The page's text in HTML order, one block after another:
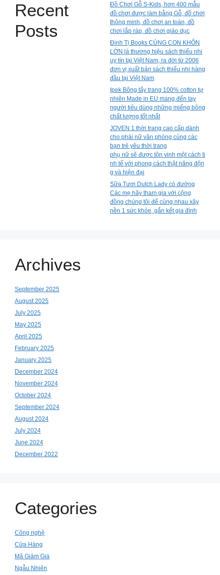
Recent
Posts
Đồ Chơi Gỗ S-Kids, hơn 400 mẫu
đồ chơi được làm bằng Gỗ, đồ chơi
thông minh, đồ chơi an toàn, đồ
chơi lắp ráp, đồ chơi giáo dục
Đinh Tị Books CÙNG CON KHÔN
LỚN là thương hiệu sách thiếu nhi
uy tín tại Việt Nam, ra đời từ 2006
đơn vị xuất bản sách thiếu nhi hàng
đầu tại Việt Nam
Ipek Bông tẩy trang 100% cotton tự
nhiên Made in EU mang đến tay
người tiêu dùng những miếng bông
chất lượng tốt nhất
JOVEN 1 thời trang cao cấp dành
cho phái nữ văn phòng cùng các
bạn trẻ yêu thời trang
phụ nữ sẽ được tôn vinh một cách ti
nh tế với phong cách thật năng độn
g và hiện đại
Sữa Tươi Dutch Lady có đường
Các mẹ hãy tham gia với cộng
đồng chúng tôi để cùng nhau xây
nền 1 sức khỏe, gắn kết gia đình
Archives
September 2025
August 2025
July 2025
May 2025
April 2025
February 2025
January 2025
December 2024
November 2024
October 2024
September 2024
August 2024
July 2024
June 2024
December 2022
Categories
Công nghệ
Cửa Hàng
Mã Giảm Giá
Ngẫu Nhiên